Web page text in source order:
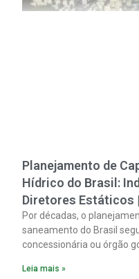
Planejamento de
Hídrico do Brasil:
Diretores Estáticos
Por décadas, o
saneamento do Brasil
concessionária ou órgão
Leia mais »